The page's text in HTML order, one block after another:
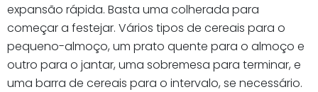
expansão rápida. Basta uma colherada para
começar a festejar. Vários tipos de cereais para o
pequeno-almoço, um prato quente para o almoço e
outro para o jantar, uma sobremesa para terminar, e
uma barra de cereais para o intervalo, se necessário.